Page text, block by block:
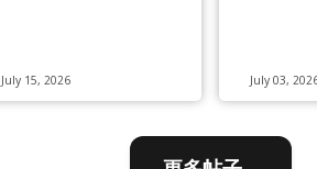
July 15, 2026 July 03,